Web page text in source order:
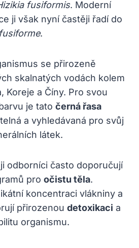
fusiformis. Moderní
ji však nyní častěji řadí do
.
se přirozeně
skalnatých vodách kolem
Koreje a Číny. Pro svou
je tato černá řasa
a vyhledávaná pro svůj
látek.
odborníci často doporučují
pro očistu těla.
koncentraci vlákniny a
přirozenou detoxikaci a
organismu.